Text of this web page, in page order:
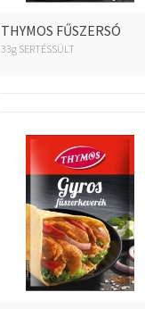
THYMOS FŰSZERSÓ
33g SERTÉSSÜLT